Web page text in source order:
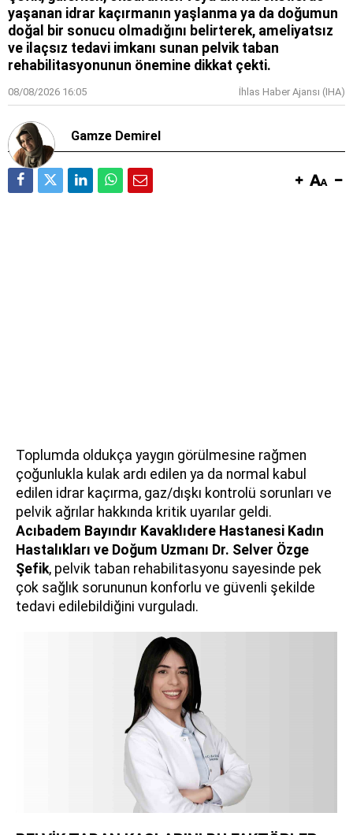
yaşanan idrar kaçırmanın yaşlanma ya da doğumun
doğal bir sonucu olmadığını belirterek, ameliyatsız
ve ilaçsız tedavi imkanı sunan pelvik taban
rehabilitasyonunun önemine dikkat çekti.
08/08/2026 16:05 İhlas Haber Ajansı (IHA)
Gamze Demirel
Toplumda oldukça yaygın görülmesine rağmen
çoğunlukla kulak ardı edilen ya da normal kabul
edilen idrar kaçırma, gaz/dışkı kontrolü sorunları ve
pelvik ağrılar hakkında kritik uyarılar geldi.
Acıbadem Bayındır Kavaklıdere Hastanesi Kadın
Hastalıkları ve Doğum Uzmanı Dr. Selver Özge
Şefik, pelvik taban rehabilitasyonu sayesinde pek
çok sağlık sorununun konforlu ve güvenli şekilde
tedavi edilebildiğini vurguladı.